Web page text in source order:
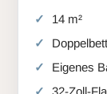
14 m²
Eigenes
32-Zoll-